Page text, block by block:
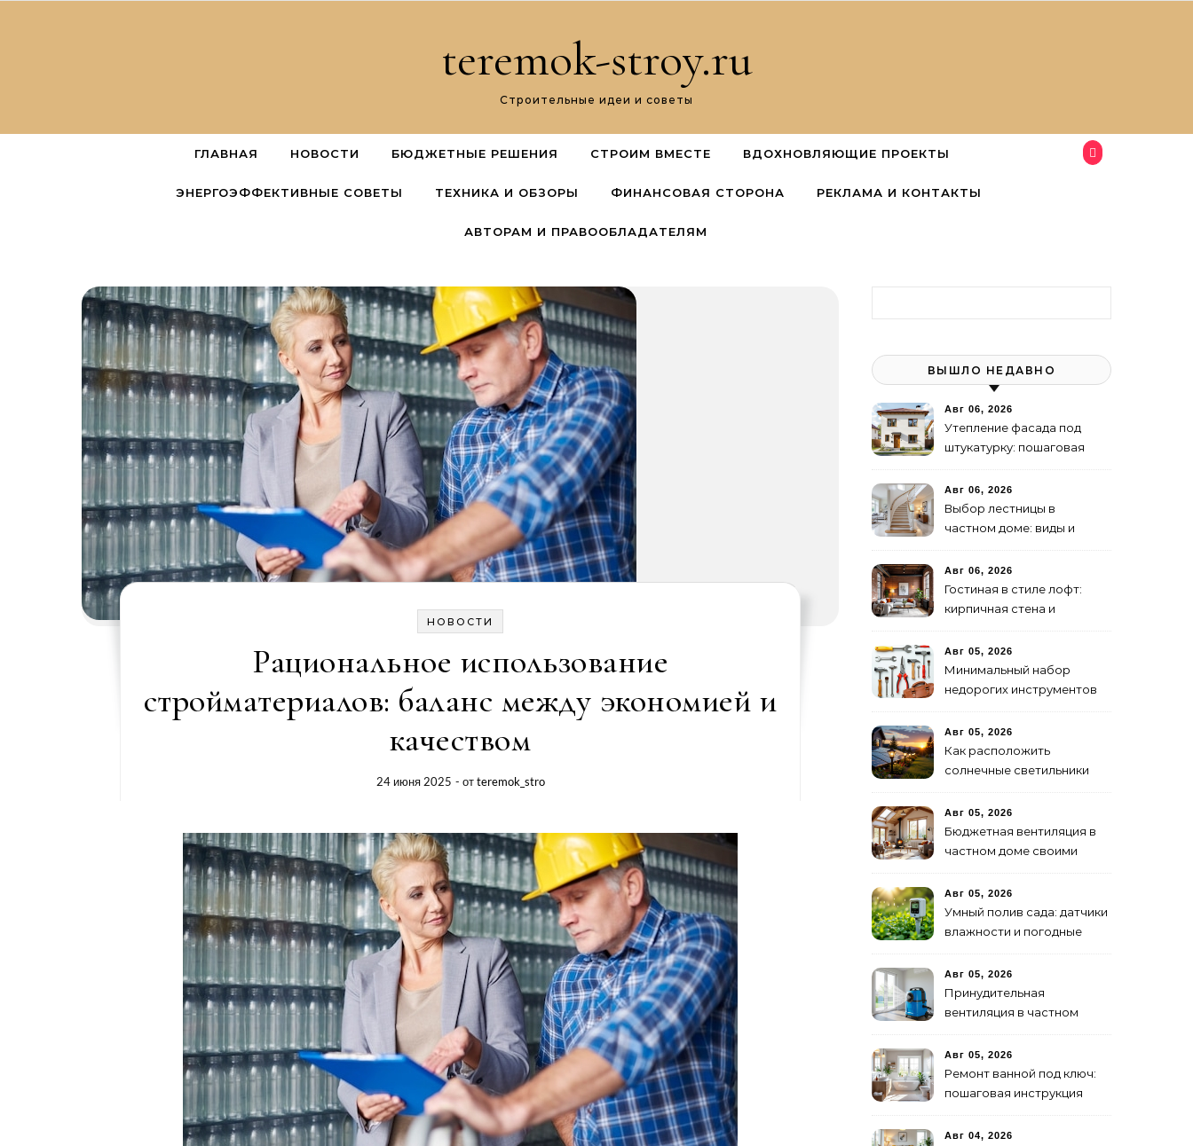
teremok-stroy.ru
Строительные идеи и советы
ГЛАВНАЯ НОВОСТИ БЮДЖЕТНЫЕ РЕШЕНИЯ СТРОИМ ВМЕСТЕ ВДОХНОВЛЯЮЩИЕ ПРОЕКТЫ
ЭНЕРГОЭФФЕКТИВНЫЕ СОВЕТЫ ТЕХНИКА И ОБЗОРЫ ФИНАНСОВАЯ СТОРОНА РЕКЛАМА И КОНТАКТЫ
АВТОРАМ И ПРАВООБЛАДАТЕЛЯМ
НОВОСТИ
Рациональное использование
стройматериалов: баланс между экономией и
качеством
24 июня 2025 - отteremok_stro
ВЫШЛО НЕДАВНО
Авг 06, 2026
Утепление фасада под
штукатурку: пошаговая
Авг 06, 2026
Выбор лестницы в
частном доме: виды и
Авг 06, 2026
Гостиная в стиле лофт:
кирпичная стена и
Авг 05, 2026
Минимальный набор
недорогих инструментов
Авг 05, 2026
Как расположить
солнечные светильники
Авг 05, 2026
Бюджетная вентиляция в
частном доме своими
Авг 05, 2026
Умный полив сада: датчики
влажности и погодные
Авг 05, 2026
Принудительная
вентиляция в частном
монтажа
Авг 05, 2026
Ремонт ванной под ключ:
пошаговая инструкция
Авг 04, 2026